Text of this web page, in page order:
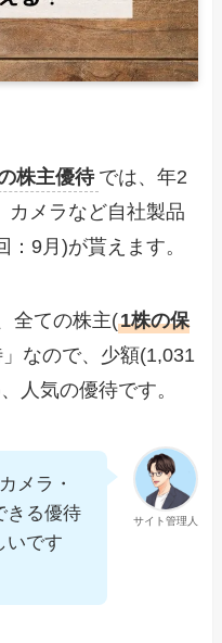
株主優待 では、年2
カメラなど自社製品
9月)が貰えます。
全ての株主(1株の保
なので、少額(1,031
人気の優待です。
サイト管理人
メラ・
きる優待
いです